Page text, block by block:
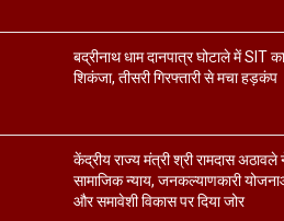
बद्रीनाथ धाम दानपात्र घोटाले में SIT
शिकंजा, तीसरी गिरफ्तारी से मचा हड़कंप
केंद्रीय राज्य मंत्री श्री रामदास अठावले
सामाजिक न्याय, जनकल्याणकारी
और समावेशी विकास पर दिया जोर